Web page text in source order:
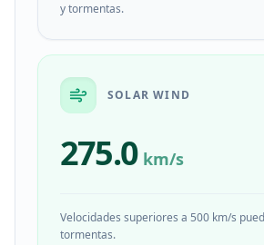
y tormentas.
SOLAR WIND
275.0 km/s
Velocidades superiores a 500 km/s
tormentas.